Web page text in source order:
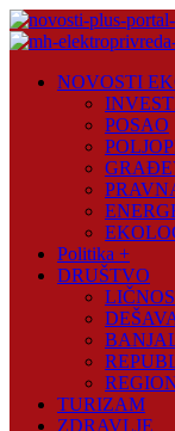
Skip
to
Plus
NOVOSTI
POSAO
Politika +
DRUŠTVO
TURIZAM
ZDRAVLJE